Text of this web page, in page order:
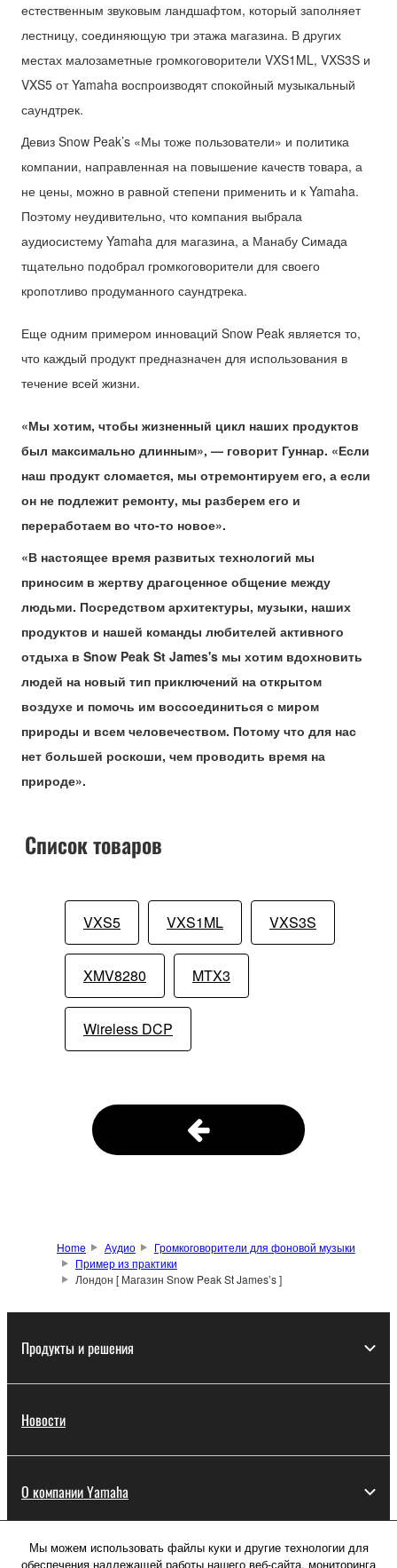
естественным звуковым ландшафтом, который заполняет
лестницу, соединяющую три этажа магазина. В других
местах малозаметные громкоговорители VXS1ML, VXS3S и
VXS5 от Yamaha воспроизводят спокойный музыкальный
саундтрек.
Девиз Snow Peak’s «Мы тоже пользователи» и политика
компании, направленная на повышение качеств товара, а
не цены, можно в равной степени применить и к Yamaha.
Поэтому неудивительно, что компания выбрала
аудиосистему Yamaha для магазина, а Манабу Симада
тщательно подобрал громкоговорители для своего
кропотливо продуманного саундтрека.
Еще одним примером инноваций Snow Peak является то,
что каждый продукт предназначен для использования в
течение всей жизни.
«Мы хотим, чтобы жизненный цикл наших продуктов
был максимально длинным», — говорит Гуннар. «Если
наш продукт сломается, мы отремонтируем его, а если
он не подлежит ремонту, мы разберем его и
переработаем во что-то новое».
«В настоящее время развитых технологий мы
приносим в жертву драгоценное общение между
людьми. Посредством архитектуры, музыки, наших
продуктов и нашей команды любителей активного
отдыха в Snow Peak St James's мы хотим вдохновить
людей на новый тип приключений на открытом
воздухе и помочь им воссоединиться с миром
природы и всем человечеством. Потому что для нас
нет большей роскоши, чем проводить время на
природе».
Список товаров
VXS5 VXS1ML VXS3S
XMV8280 MTX3
Wireless DCP
Home Аудио
Громкоговорители для фоновой музыки
Пример из практики
Лондон [ Магазин Snow Peak St James’s ]
Продукты и решения
Новости
О компании Yamaha
Россия - Русский
Мы можем использовать файлы куки и другие технологии для
обеспечения надлежащей работы нашего веб-сайта, мониторинга